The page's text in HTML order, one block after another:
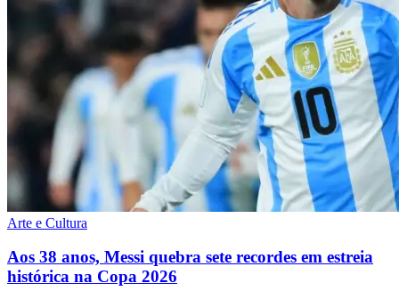
Arte e Cultura
Aos 38 anos, Messi quebra sete recordes em estreia
histórica na Copa 2026